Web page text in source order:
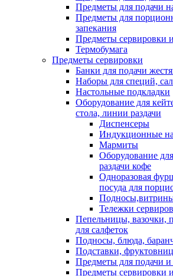
Предметы для подачи
Предметы для
запекания
Предметы сервировки
Термобумага
Предметы сервировки
Банки для подачи
Наборы для специй,
Настольные подкладки
Оборудование для
стола, линии раздачи
Диспенсеры
Индукционные
Мармиты
Оборудование
раздачи кофе
Одноразовая
посуда для
Тележки
Пепельницы, вазочки,
для салфеток
Подносы, блюда,
Подставки,
Предметы для подачи и
Предметы сервировки